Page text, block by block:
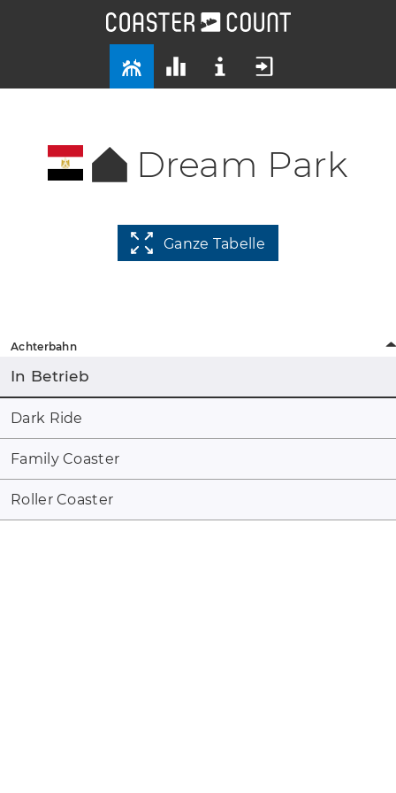
Dream Park
Ganze Tabelle
Achterbahn
In Betrieb
Dark Ride
Family Coaster
Roller Coaster